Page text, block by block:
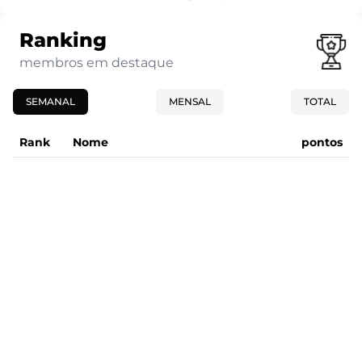
Ranking
membros em destaque
SEMANAL MENSAL TOTAL
Rank Nome pontos